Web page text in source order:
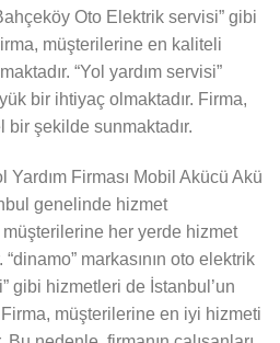
Oto Elektrik servisi” gibi
müşterilerine en kaliteli
“Yol yardım servisi”
bir ihtiyaç olmaktadır. Firma,
şekilde sunmaktadır.
Firması Mobil Akücü Akü
genelinde hizmet
her yerde hizmet
markasının oto elektrik
gibi hizmetleri de İstanbul’un
müşterilerine en iyi hizmeti